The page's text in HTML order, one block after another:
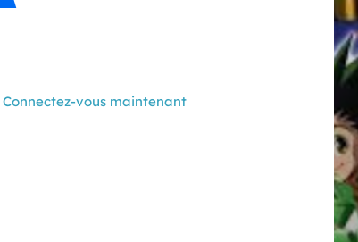
Connectez-vous maintenant